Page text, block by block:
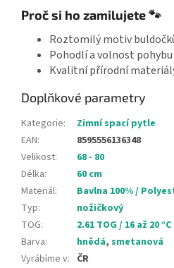
Proč si ho zamilujete 🐾
Roztomilý motiv
Pohodlí a volnost
Kvalitní přírodní
Doplňkové parametry
Kategorie:
Zimní spací pytle
EAN:
8595556136348
Velikost:
68 - 80
Délka:
60 cm
Materiál:
Bavlna 100% /
Typ:
nožičkový
TOG:
2.61 TOG / 16 až 20 °C
Barva: hnědá, smetanová
Vyrábíme v: ČR